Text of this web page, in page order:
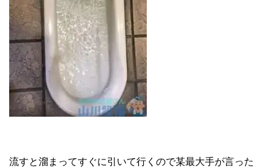
流すと溜まってすぐに引いて行くので某最大手が言った